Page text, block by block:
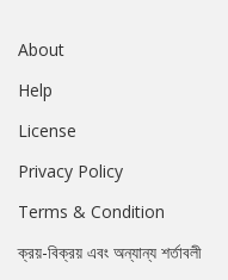
About
Help
License
Privacy Policy
Terms & Condition
ক্রয়-বিক্রয় এবং অন্যান্য শর্তাবলী